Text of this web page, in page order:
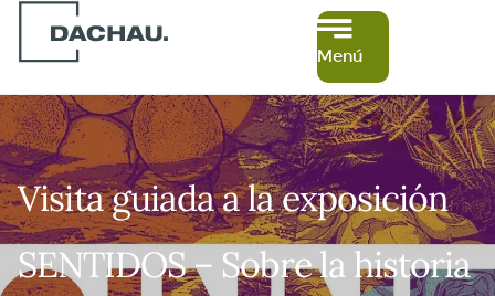
Menú
Visita guiada a la exposición
SENTIDOS – Sobre la historia